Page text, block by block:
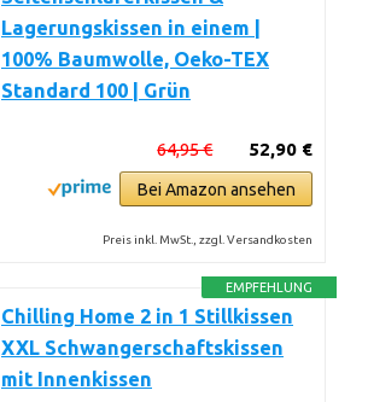
Lagerungskissen in einem |
100% Baumwolle, Oeko-TEX
Standard 100 | Grün
52,90 €
64,95 €
Bei Amazon ansehen
Preis inkl. MwSt., zzgl. Versandkosten
EMPFEHLUNG
Chilling Home 2 in 1 Stillkissen
XXL Schwangerschaftskissen
mit Innenkissen